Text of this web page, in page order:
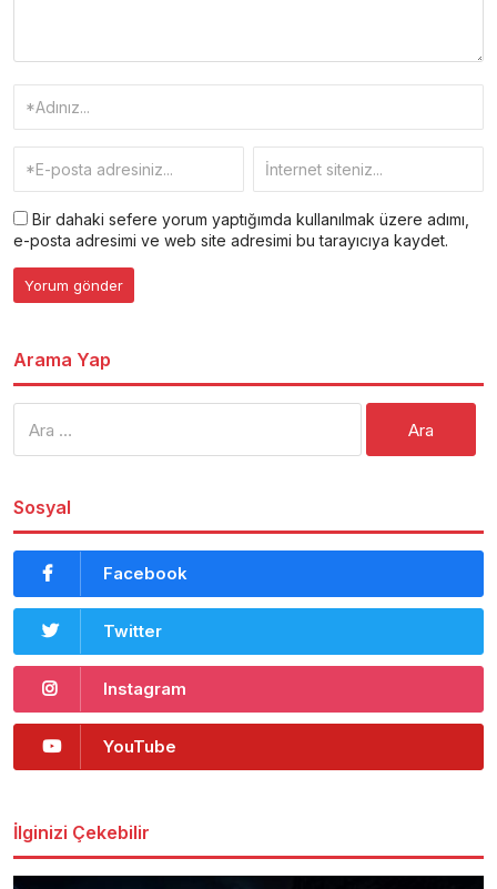
Bir dahaki sefere yorum yaptığımda kullanılmak üzere adımı,
e-posta adresimi ve web site adresimi bu tarayıcıya kaydet.
Arama Yap
Sosyal
Facebook
Twitter
Instagram
YouTube
İlginizi Çekebilir